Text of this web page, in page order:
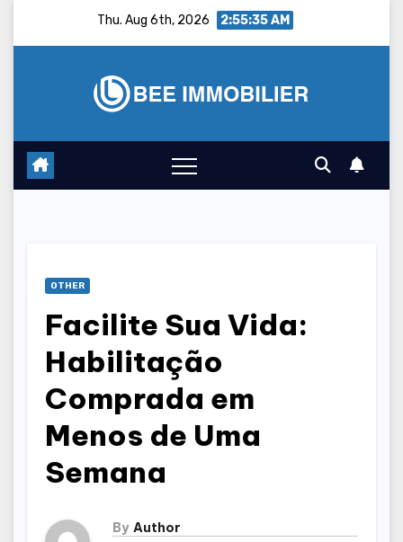
Thu. Aug 6th, 2026 2:55:36 AM
OTHER
Facilite Sua Vida:
Habilitação
Comprada em
Menos de Uma
Semana
By Author